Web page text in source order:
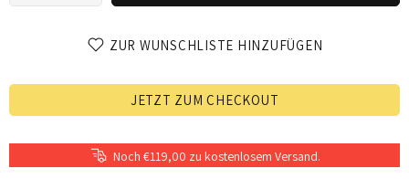
ZUR WUNSCHLISTE HINZUFÜGEN
JETZT ZUM CHECKOUT
Noch €119,00 zu kostenlosem Versand.